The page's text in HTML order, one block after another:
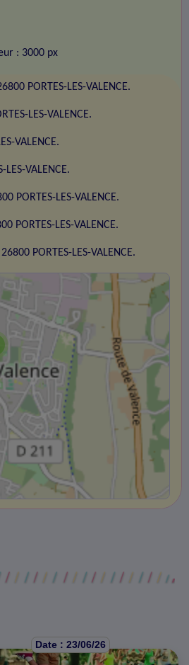
: 3000 px
PORTES-LES-VALENCE.
LES-VALENCE.
VALENCE.
VALENCE.
PORTES-LES-VALENCE.
PORTES-LES-VALENCE.
PORTES-LES-VALENCE.
Date : 23/06/26